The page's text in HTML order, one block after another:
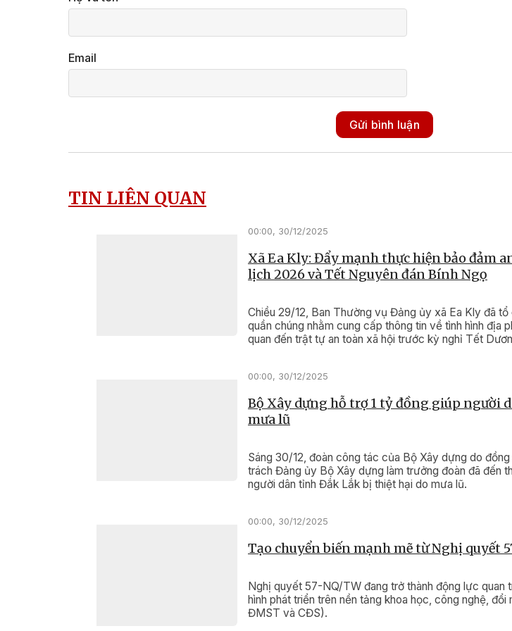
Email
Gửi bình luận
TIN LIÊN QUAN
00:00, 30/12/2025
Xã Ea Kly: Đẩy mạnh thực hiện bảo đảm
lịch 2026 và Tết Nguyên đán Bính Ngọ
Chiều 29/12, Ban Thường vụ Đảng ủy xã Ea Kly đã
quần chúng nhằm cung cấp thông tin về tình hình địa
quan đến trật tự an toàn xã hội trước kỳ nghỉ Tết
00:00, 30/12/2025
Bộ Xây dựng hỗ trợ 1 tỷ đồng giúp người
mưa lũ
Sáng 30/12, đoàn công tác của Bộ Xây dựng do
trách Đảng ủy Bộ Xây dựng làm trưởng đoàn đã đến
người dân tỉnh Đắk Lắk bị thiệt hại do mưa lũ.
00:00, 30/12/2025
Tạo chuyển biến mạnh mẽ từ Nghị quyết
Nghị quyết 57-NQ/TW đang trở thành động lực quan
hình phát triển trên nền tảng khoa học, công nghệ,
ĐMST và CĐS).